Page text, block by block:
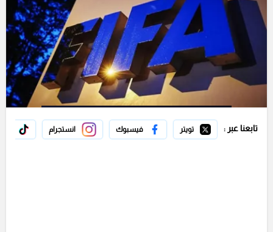
تابعنا عبر : تويتر فيسبوك انستجرام